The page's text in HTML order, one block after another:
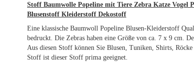
Stoff Baumwolle Popeline mit Tiere Zebra Katze Vogel
Blusenstoff Kleiderstoff Dekostoff
Eine klassische Baumwoll Popeline Blusen-Kleiderstoff
bedruckt. Die Zebras haben eine Größe von ca. 7 x 9 cm.
Aus diesen Stoff können Sie Blusen, Tuniken, Shirts,
Stoff ist dieser Stoff prima geeignet.